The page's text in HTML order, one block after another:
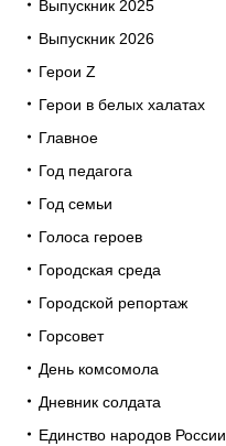
Выпускник 2025
Выпускник 2026
Герои Z
Герои в белых халатах
Главное
Год педагога
Год семьи
Голоса героев
Городская среда
Городской репортаж
Горсовет
День комсомола
Дневник солдата
Единство народов России